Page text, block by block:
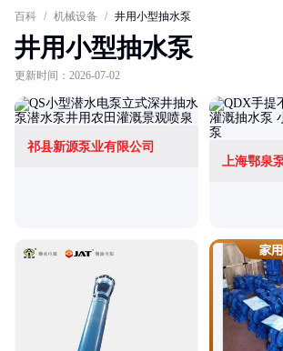
百科 / 机械设备 / 井用小型抽水泵
井用小型抽水泵
更新时间：2026-07-02
祁县新源泵业有限公司
上海鄂泉